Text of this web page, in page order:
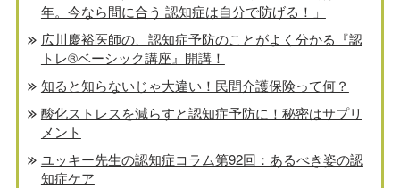
年。今なら間に合う 認知症は自分で防げる！」
広川慶裕医師の、認知症予防のことがよく分かる『認
トレ®️ベーシック講座』開講！
知ると知らないじゃ大違い！民間介護保険って何？
酸化ストレスを減らすと認知症予防に！秘密はサプリ
メント
ユッキー先生の認知症コラム第92回：あるべき姿の認
知症ケア